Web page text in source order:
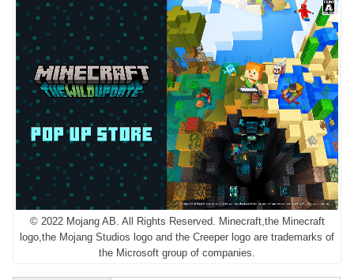
© 2022 Mojang AB. All Rights Reserved. Minecraft,the Minecraft
logo,the Mojang Studios logo and the Creeper logo are trademarks of
the Microsoft group of companies.